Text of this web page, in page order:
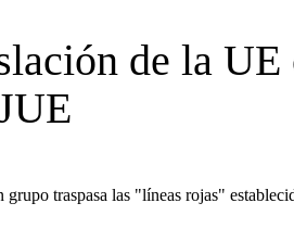
de la
traspasa las "líneas rojas"